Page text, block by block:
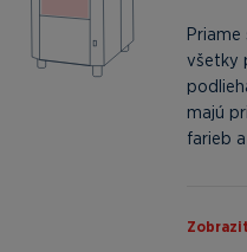
všetky
majú
farieb a